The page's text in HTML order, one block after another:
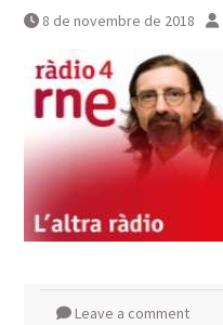
8 de novembre de 2018
Leave a comment